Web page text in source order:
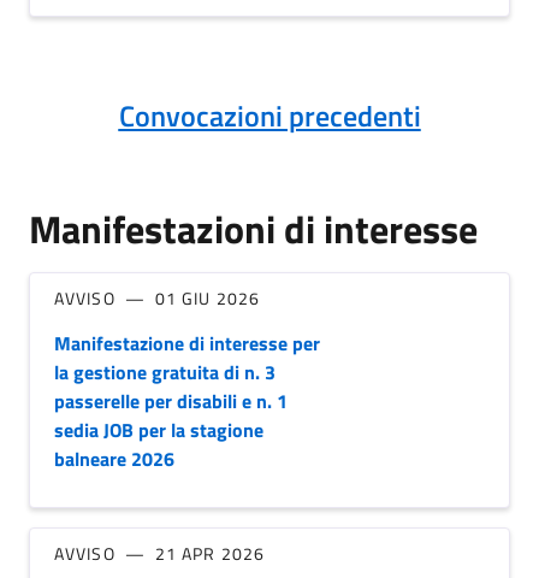
Convocazioni precedenti
Manifestazioni di interesse
AVVISO 01 GIU 2026
Manifestazione di interesse per
la gestione gratuita di n. 3
passerelle per disabili e n. 1
sedia JOB per la stagione
balneare 2026
AVVISO 21 APR 2026